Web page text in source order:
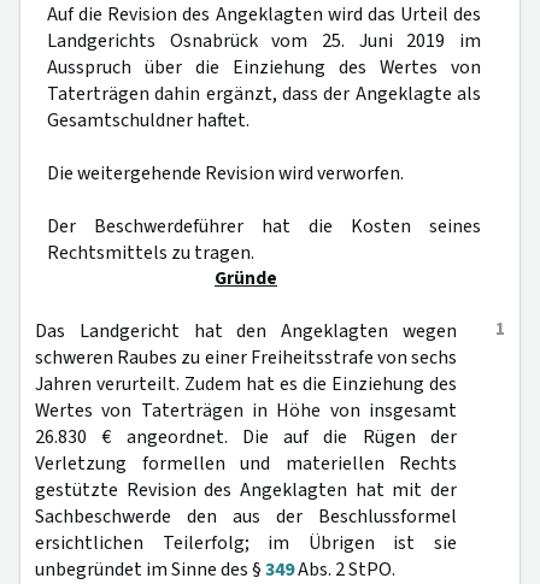
Auf die Revision des Angeklagten wird das Urteil des
Landgerichts Osnabrück vom 25. Juni 2019 im
Ausspruch über die Einziehung des Wertes von
Taterträgen dahin ergänzt, dass der Angeklagte als
Gesamtschuldner haftet.
Die weitergehende Revision wird verworfen.
Der Beschwerdeführer hat die Kosten seines
Rechtsmittels zu tragen.
Gründe
1
Das Landgericht hat den Angeklagten wegen
schweren Raubes zu einer Freiheitsstrafe von sechs
Jahren verurteilt. Zudem hat es die Einziehung des
Wertes von Taterträgen in Höhe von insgesamt
26.830 € angeordnet. Die auf die Rügen der
Verletzung formellen und materiellen Rechts
gestützte Revision des Angeklagten hat mit der
Sachbeschwerde den aus der Beschlussformel
ersichtlichen Teilerfolg; im Übrigen ist sie
unbegründet im Sinne des §349Abs. 2 StPO.